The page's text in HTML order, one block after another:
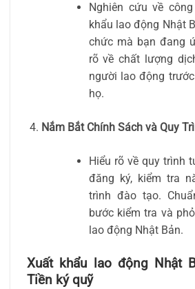
Nghiên cứu về
khẩu lao động Nhật
chức mà bạn đang
rõ về chất lượng
người lao động
họ.
Nắm Bắt Chính Sách và Quy
Hiểu rõ về quy trình
đăng ký, kiểm tra
trình đào tạo.
bước kiểm tra và
lao động Nhật Bản.
Xuất khẩu lao động Nhật
Tiền ký quỹ